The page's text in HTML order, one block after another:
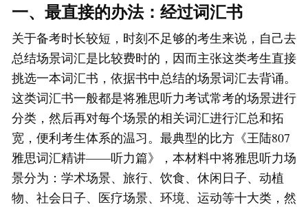
一、最直接的办法：经过词汇书
关于备考时长较短，时刻不足够的考生来说，自己去
总结场景词汇是比较费时的，因而主张这类考生直接
挑选一本词汇书，依据书中总结的场景词汇去背诵。
这类词汇书一般都是将雅思听力考试常考的场景进行
分类，然后再对每个场景的相关词汇进行汇总和拓
宽，便利考生体系的温习。最典型的比方《王陆807
雅思词汇精讲——听力篇》，本材料中将雅思听力场
景分为：学术场景、旅行、饮食、休闲日子、动植
物、社会日子、医疗场景、环境、运动等十大类，然